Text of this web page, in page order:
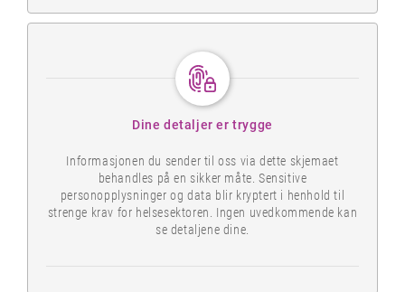
Dine detaljer er trygge
Informasjonen du sender til oss via dette skjemaet
behandles på en sikker måte. Sensitive
personopplysninger og data blir kryptert i henhold til
strenge krav for helsesektoren. Ingen uvedkommende kan
se detaljene dine.